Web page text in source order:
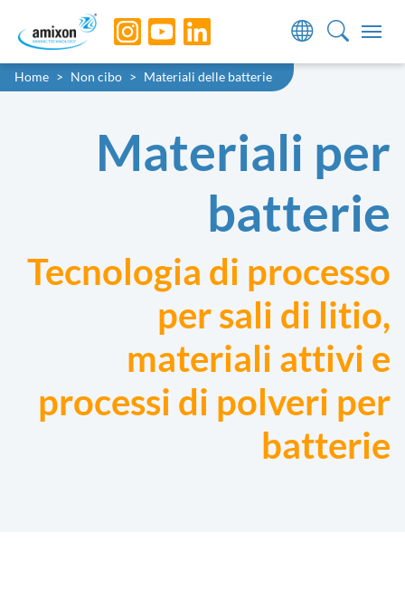
Skip to main navigation
Skip to main content
Skip to page footer
You are here:
Home Non cibo Materiali delle batterie
Materiali per
batterie
Tecnologia di processo
per sali di litio,
materiali attivi e
processi di polveri per
batterie